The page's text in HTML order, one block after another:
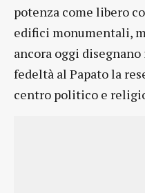
potenza come libero
edifici monumentali,
ancora oggi
fedeltà al Papato la
centro politico e